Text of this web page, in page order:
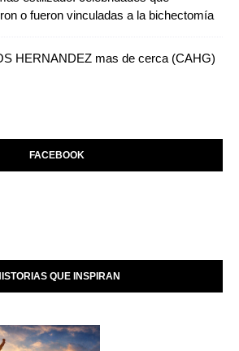
o fueron vinculadas a la bichectomía
HERNANDEZ mas de cerca (CAHG)
FACEBOOK
QUE INSPIRAN